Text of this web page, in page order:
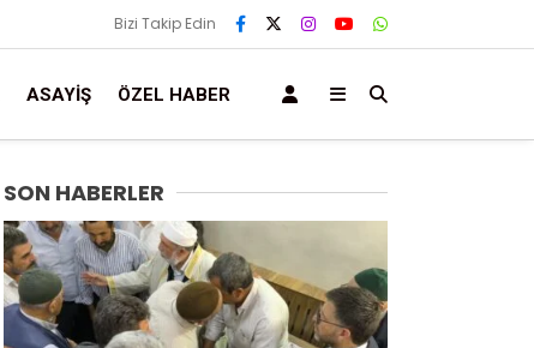
Bizi Takip Edin
ASAYIŞ ÖZEL HABER
SON HABERLER